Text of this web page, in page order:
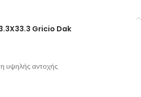
Gricio Dak
υψηλής αντοχής